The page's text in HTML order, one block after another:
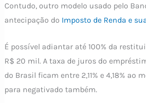
Contudo, outro modelo usado pelo
antecipação do Imposto de Renda e
É possível adiantar até 100% da
R$ 20 mil. A taxa de juros do
do Brasil ficam entre 2,11% e 4,18% ao
para negativado também.